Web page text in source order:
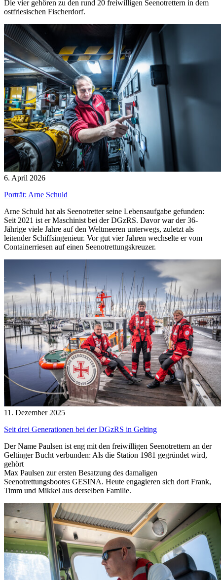
Die vier gehören zu den rund 20 freiwilligen Seenotrettern in dem
ostfriesischen Fischerdorf.
6. April 2026
Porträt: Arne Schuld
Arne Schuld hat als Seenotretter seine Lebensaufgabe gefunden:
Seit 2021 ist er Maschinist bei der DGzRS. Davor war der 36-
Jährige viele Jahre auf den Weltmeeren unterwegs, zuletzt als
leitender Schiffsingenieur. Vor gut vier Jahren wechselte er vom
Containerriesen auf einen Seenotrettungskreuzer.
11. Dezember 2025
Seit drei Generationen bei der DGzRS in Gelting
Der Name Paulsen ist eng mit den freiwilligen Seenotrettern an der
Geltinger Bucht verbunden: Als die Station 1981 gegründet wird,
gehört
Max Paulsen zur ersten Besatzung des damaligen
Seenotrettungsbootes GESINA. Heute engagieren sich dort Frank,
Timm und Mikkel aus derselben Familie.